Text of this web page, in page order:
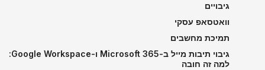
גיבויים
וואטסאפ עסקי
תמיכת מחשבים
גיבוי תיבות מייל ב-Microsoft 365 ו-Google Workspace:
למה זה חובה